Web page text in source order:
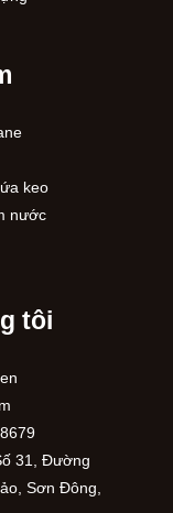
keo
nước
tôi
31, Đường
Sơn Đông,